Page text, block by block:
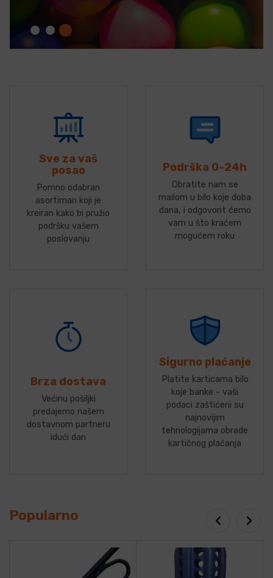
Sve za vaš
posao
Pomno odabran
asortiman koji je
kreiran kako bi pružio
podršku vašem
poslovanju
Podrška 0-24h
Obratite nam se
mailom u bilo koje doba
dana, i odgovorit ćemo
vam u što kraćem
mogućem roku
Brza dostava
Većinu pošiljki
predajemo našem
dostavnom partneru
idući dan
Sigurno plaćanje
Platite karticama bilo
koje banke - vaši
podaci zaštićeni su
najnovijim
tehnologijama obrade
kartičnog plaćanja
Popularno